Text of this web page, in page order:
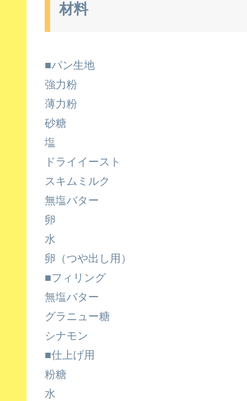
材料
■パン生地
強力粉
薄力粉
砂糖
塩
ドライイースト
スキムミルク
無塩バター
卵
水
卵（つや出し用）
■フィリング
無塩バター
グラニュー糖
シナモン
■仕上げ用
粉糖
水